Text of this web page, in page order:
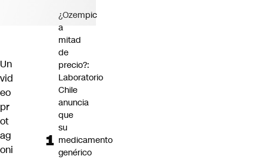
Un
vid
eo
pr
ot
ag
oni
¿Ozempic
a
mitad
de
precio?:
Laboratorio
Chile
anuncia
que
su
medicamento
genérico